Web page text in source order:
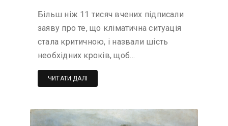
Більш ніж 11 тисяч вчених підписали
заяву про те, що кліматична ситуація
стала критичною, і назвали шість
необхідних кроків, щоб…
ЧИТАТИ ДАЛІ